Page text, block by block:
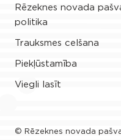
Rēzeknes novada
politika
Trauksmes celšana
Piekļūstamība
Viegli lasīt
© Rēzeknes novada